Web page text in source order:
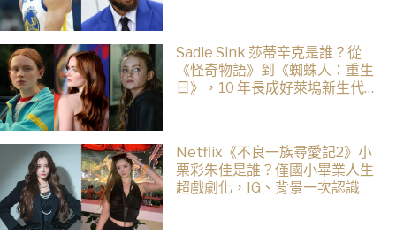
Sadie Sink 莎蒂辛克是誰？從
《怪奇物語》到《蜘蛛人：重生
日》，10 年長成好萊塢新生代女
Netflix《不良一族尋愛記2》小
栗彩朱佳是誰？僅國小畢業人生
超戲劇化，IG、背景一次認識